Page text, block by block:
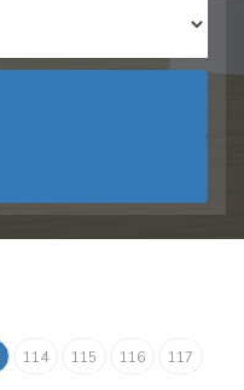
114 115 116 117